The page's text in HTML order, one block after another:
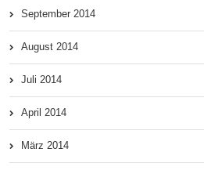
September 2014
August 2014
Juli 2014
April 2014
März 2014